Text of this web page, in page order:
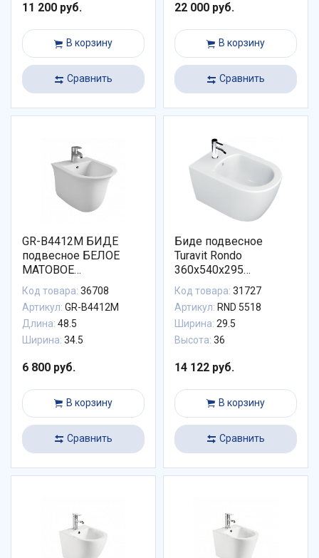
11 200 руб.
В корзину
Сравнить
22 000 руб.
В корзину
Сравнить
GR-B4412M БИДЕ
подвесное БЕЛОЕ
МАТОВОЕ
485*345*365, 1 место
Код товара: 36708
Артикул: GR-B4412M
Длина: 48.5
Ширина: 34.5
6 800 руб.
В корзину
Сравнить
Биде подвесное
Turavit Rondo
360x540x295
безободковое (RND
5518)
Код товара: 31727
Артикул: RND 5518
Ширина: 29.5
Высота: 36
14 122 руб.
В корзину
Сравнить